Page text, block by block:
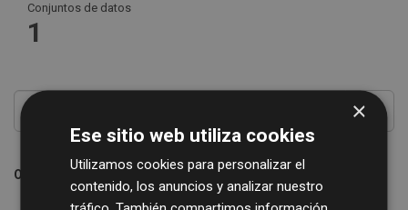
Conjuntos de datos
1
Ordenar por
×
Ese sitio web utiliza cookies
Utilizamos cookies para personalizar el
contenido, los anuncios y analizar nuestro